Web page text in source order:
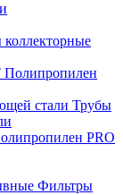
Полипропилен
Трубы
PRO
Фильтры